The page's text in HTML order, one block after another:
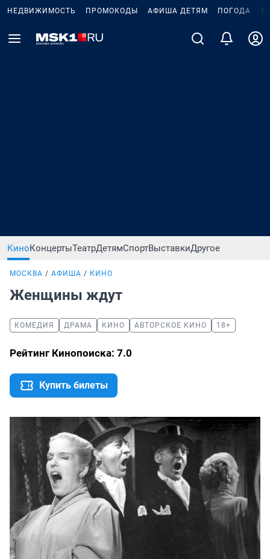
НЕДВИЖИМОСТЬ ПРОМОКОДЫ АФИША ДЕТЯМ ПОГОДА
КиноКонцертыТеатрДетямСпортВыставкиДругое
МОСКВА АФИША КИНО
Женщины ждут
КОМЕДИЯ ДРАМА КИНО АВТОРСКОЕ КИНО 18+
Рейтинг Кинопоиска: 7.0
Купить билеты